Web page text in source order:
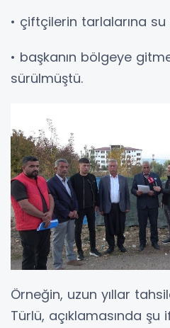
• çiftçilerin tarlalarına
• başkanın bölgeye
sürülmüştü.
Örneğin, uzun yıllar
Türlü, açıklamasında şu